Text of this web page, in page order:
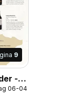
9
-
06-04-2026